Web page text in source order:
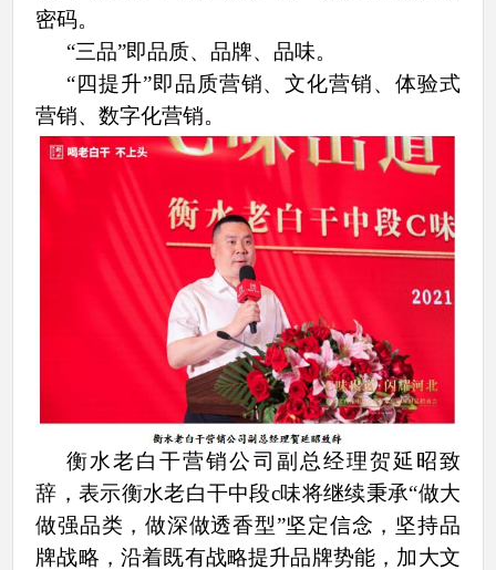
密码。
“三品”即品质、品牌、品味。
“四提升”即品质营销、文化营销、体验式
营销、数字化营销。
衡水老白干营销公司副总经理贺延昭致
辞，表示衡水老白干中段c味将继续秉承“做大
做强品类，做深做透香型”坚定信念， 坚持品
牌战略，沿着既有战略提升品牌势能，加大文